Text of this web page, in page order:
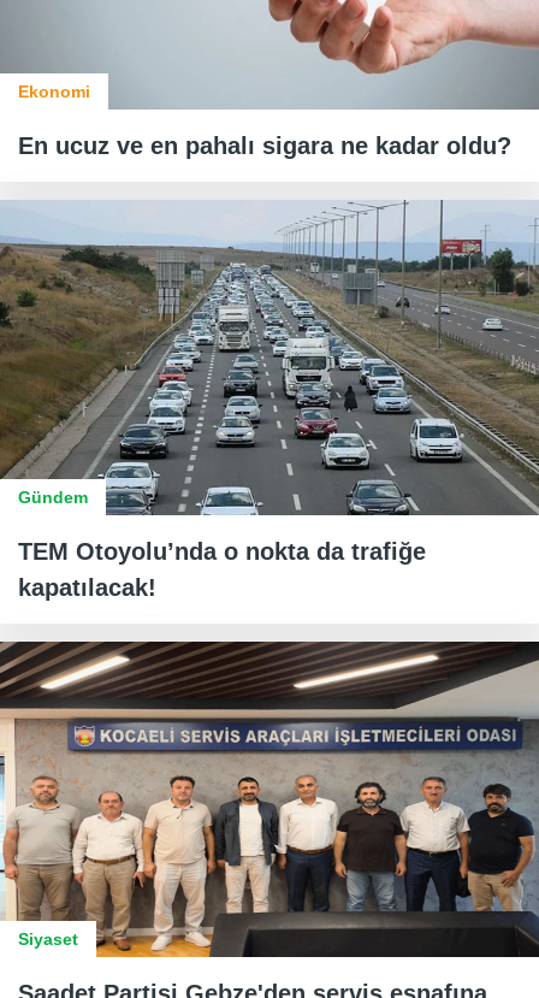
Ekonomi
En ucuz ve en pahalı sigara ne kadar oldu?
Gündem
TEM Otoyolu’nda o nokta da trafiğe
kapatılacak!
Siyaset